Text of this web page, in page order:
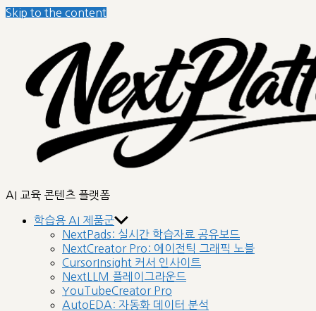
Skip to the content
nextplatform
AI 교육 콘텐츠 플랫폼
학습용 AI 제품군
NextPads: 실시간 학습자료 공유보드
NextCreator Pro: 에이전틱 그래픽 노블
CursorInsight 커서 인사이트
NextLLM 플레이그라운드
YouTubeCreator Pro
AutoEDA: 자동화 데이터 분석